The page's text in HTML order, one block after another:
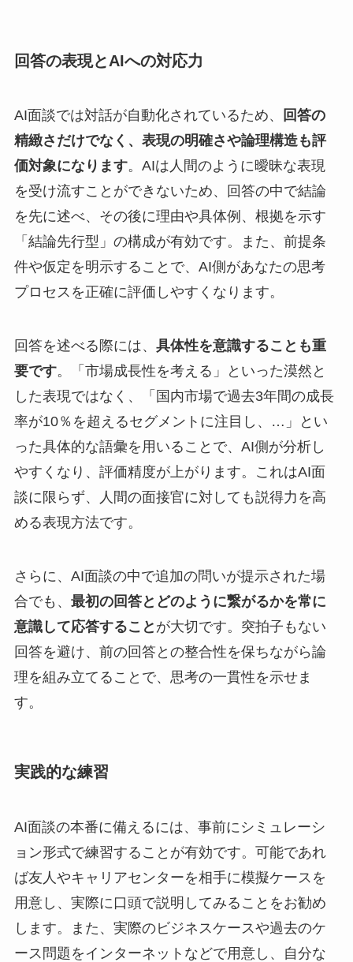
回答の表現とAIへの対応力
AI面談では対話が自動化されているため、
回答の
精緻さだけでなく、表現の明確さや論理構造も評
価対象になります。AIは人間のように曖昧な表現
を受け流すことができないため、回答の中で結論
を先に述べ、その後に理由や具体例、根拠を示す
「結論先行型」の構成が有効です。また、前提条
件や仮定を明示することで、AI側があなたの思考
プロセスを正確に評価しやすくなります。
回答を述べる際には、 具体性を意識することも重
要です。「市場成長性を考える」といった漠然と
した表現ではなく、「国内市場で過去3年間の成長
率が10％を超えるセグメントに注目し、…」とい
った具体的な語彙を用いることで、AI側が分析し
やすくなり、評価精度が上がります。これはAI面
談に限らず、人間の面接官に対しても説得力を高
める表現方法です。
さらに、AI面談の中で追加の問いが提示された場
合でも、 最初の回答とどのように繋がるかを常に
意識して応答すること が大切です。突拍子もない
回答を避け、前の回答との整合性を保ちながら論
理を組み立てることで、思考の一貫性を示せま
す。
実践的な練習
AI面談の本番に備えるには、事前にシミュレーシ
ョン形式で練習することが有効です。可能であれ
ば友人やキャリアセンターを相手に模擬ケースを
用意し、実際に口頭で説明してみることをお勧め
します。また、実際のビジネスケースや過去のケ
ース問題をインターネットなどで用意し、自分な